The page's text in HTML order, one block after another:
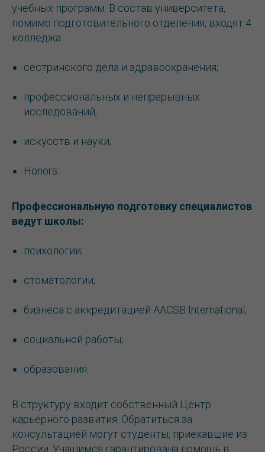
учебных программ. В состав университета,
помимо подготовительного отделения, входят 4
колледжа:
сестринского дела и здравоохранения;
профессиональных и непрерывных
исследований;
искусств и науки;
Honors.
Профессиональную подготовку специалистов
ведут школы:
психологии;
стоматологии;
бизнеса с аккредитацией AACSB International;
социальной работы;
образования.
В структуру входит собственный Центр
карьерного развития. Обратиться за
консультацией могут студенты, приехавшие из
России. Учащимся гарантирована помощь в